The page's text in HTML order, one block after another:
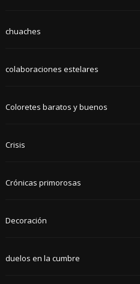
chuaches
colaboraciones estelares
Coloretes baratos y buenos
Crisis
Crónicas primorosas
Decoración
duelos en la cumbre